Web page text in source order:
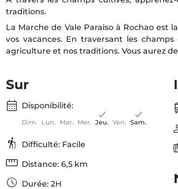
traditions.
La Marche de Vale Paraiso à Rochao est
vos vacances. En traversant les
agriculture et nos traditions. Vous aurez
Sur
Disponibilité:
Dim. Lun. Mar. Mer. Jeu. Ven. Sam.
Difficulté: Facile
Distance: 6,5 km
Durée: 2H